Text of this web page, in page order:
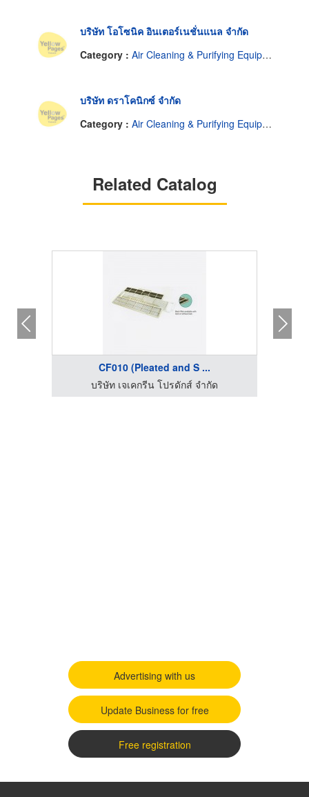
บริษัท โอโซนิค อินเตอร์เนชั่นแนล จำกัด
Category : Air Cleaning & Purifying Equipment
บริษัท ดราโคนิกซ์ จำกัด
Category : Air Cleaning & Purifying Equipment
Related Catalog
CF010 (Pleated and S ...
บริษัท เจเคกรีน โปรดักส์ จำกัด
Advertising with us
Update Business for free
Free registration